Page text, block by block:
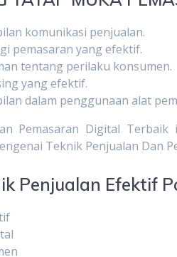
komunikasi penjualan.
pemasaran yang efektif.
tentang perilaku konsumen.
yang efektif.
dalam penggunaan alat
Pemasaran Digital
Teknik Penjualan Dan
Penjualan Efektif